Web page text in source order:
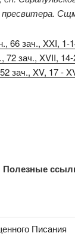
пресвитера.
66 зач., XXI, 1-
72 зач., XVII, 14-
зач., XV, 17 -
Полезные
Писания